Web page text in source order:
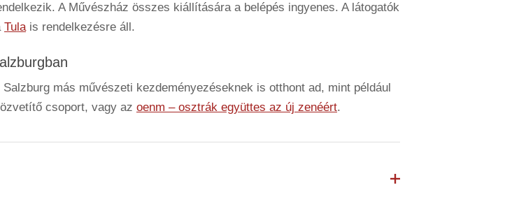
A Művészház összes kiállítására a belépés ingyenes. A látogatók
Tulais rendelkezésre áll.
más művészeti kezdeményezéseknek is otthont ad, mint például
csoport, vagy az oenm – osztrák együttes az új zenéért.